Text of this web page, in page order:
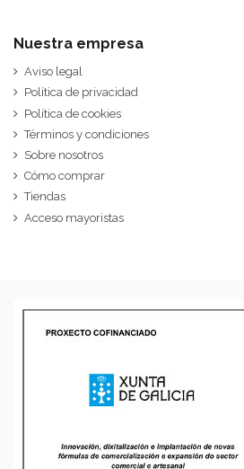
Nuestra empresa
Aviso legal
Política de privacidad
Política de cookies
Términos y condiciones
Sobre nosotros
Cómo comprar
Tiendas
Acceso mayoristas